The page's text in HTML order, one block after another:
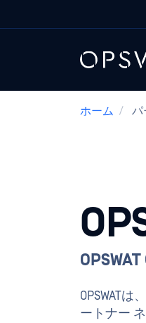
ホーム / パ
OPSWAT
ートナー